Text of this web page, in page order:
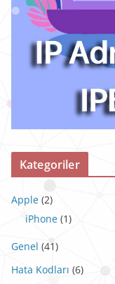
Kategoriler
Apple (2)
iPhone (1)
Genel (41)
Hata Kodları (6)